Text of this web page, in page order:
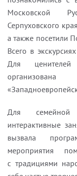
Московской
Серпуховского
а также посетили
Всего в
Для ценителей
Для семейной
интерактивные
вызвала
мероприятия
с традициями